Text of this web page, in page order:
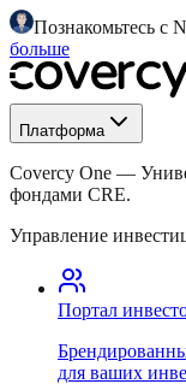
Познакомьтесь с
больше
Платформа
Covercy One —
фондами CRE.
Управление
Портал
для ваших